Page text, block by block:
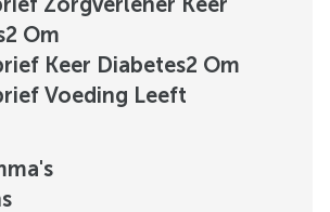
Om
Keer Diabetes2 Om
Voeding Leeft